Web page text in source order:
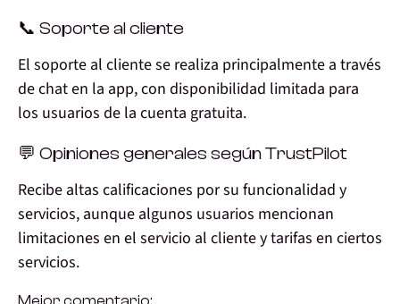
📞 Soporte al cliente
El soporte al cliente se realiza principalmente a través
de chat en la app, con disponibilidad limitada para
los usuarios de la cuenta gratuita.
💬 Opiniones generales según TrustPilot
Recibe altas calificaciones por su funcionalidad y
servicios, aunque algunos usuarios mencionan
limitaciones en el servicio al cliente y tarifas en ciertos
servicios.
Mejor comentario: